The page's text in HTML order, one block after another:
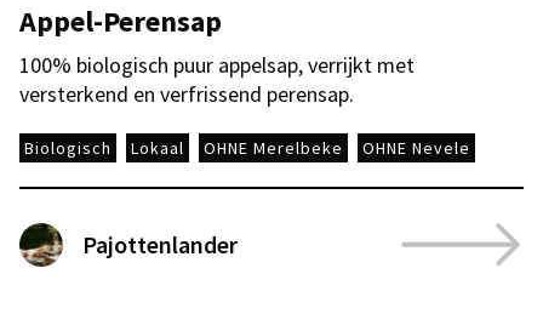
Appel-Perensap
100% biologisch puur appelsap, verrijkt met
versterkend en verfrissend perensap.
Biologisch Lokaal OHNE Merelbeke OHNE Nevele
Pajottenlander